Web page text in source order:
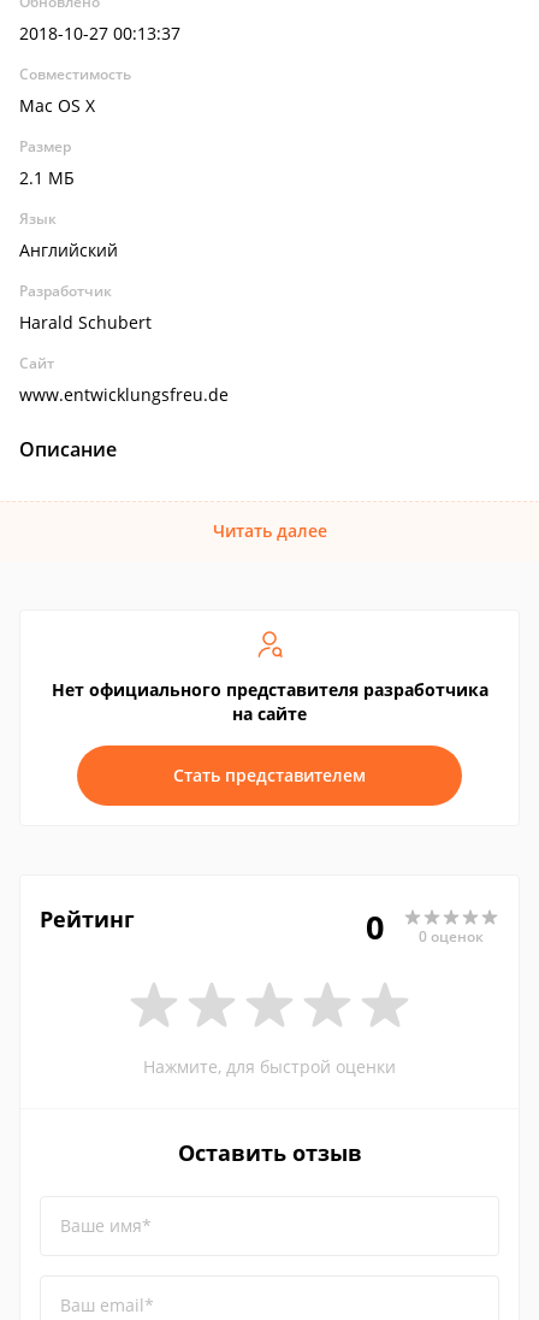
2018-10-27 00:13:37
Совместимость
Mac OS X
Размер
2.1 МБ
Язык
Английский
Разработчик
Harald Schubert
Сайт
www.entwicklungsfreu.de
Описание
Читать далее
Нет официального представителя разработчика
на сайте
Стать представителем
Рейтинг 0 0 оценок
Нажмите, для быстрой оценки
Оставить отзыв
Ваше имя*
Ваш email*